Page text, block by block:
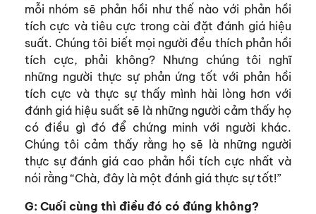
mỗi nhóm sẽ phản hồi như thế nào với phản hồi
tích cực và tiêu cực trong cài đặt đánh giá hiệu
suất. Chúng tôi biết mọi người đều thích phản hồi
tích cực, phải không? Nhưng chúng tôi nghĩ
những người thực sự phản ứng tốt với phản hồi
tích cực và thực sự thấy mình hài lòng hơn với
đánh giá hiệu suất sẽ là những người cảm thấy họ
có điều gì đó để chứng minh với người khác.
Chúng tôi cảm thấy rằng họ sẽ là những người
thực sự đánh giá cao phản hồi tích cực nhất và
nói rằng “Chà, đây là một đánh giá thực sự tốt!”
G: Cuối cùng thì điều đó có đúng không?